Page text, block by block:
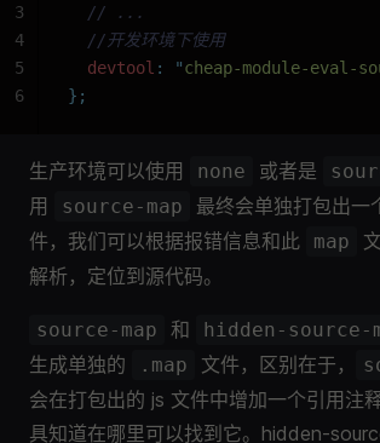
  // ...
  //开发环境下使用
  devtool
: "cheap-module-eval-
};
3
4
5
6
生产环境可以使用 none 或者是
用
source-map 最终会单独打包出一
件，我们可以根据报错信息和此
map
解析，定位到源代码。
source-map 和 hidden-source-
生成单独的
.map 文件，区别在于，
会在打包出的 js 文件中增加一个引用注
具知道在哪里可以找到它。hidden-